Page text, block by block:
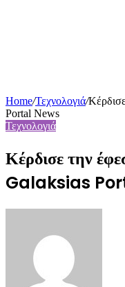
Home/Τεχνολογιά/
Portal News
Τεχνολογιά
Κέρδισε την
Galaksias